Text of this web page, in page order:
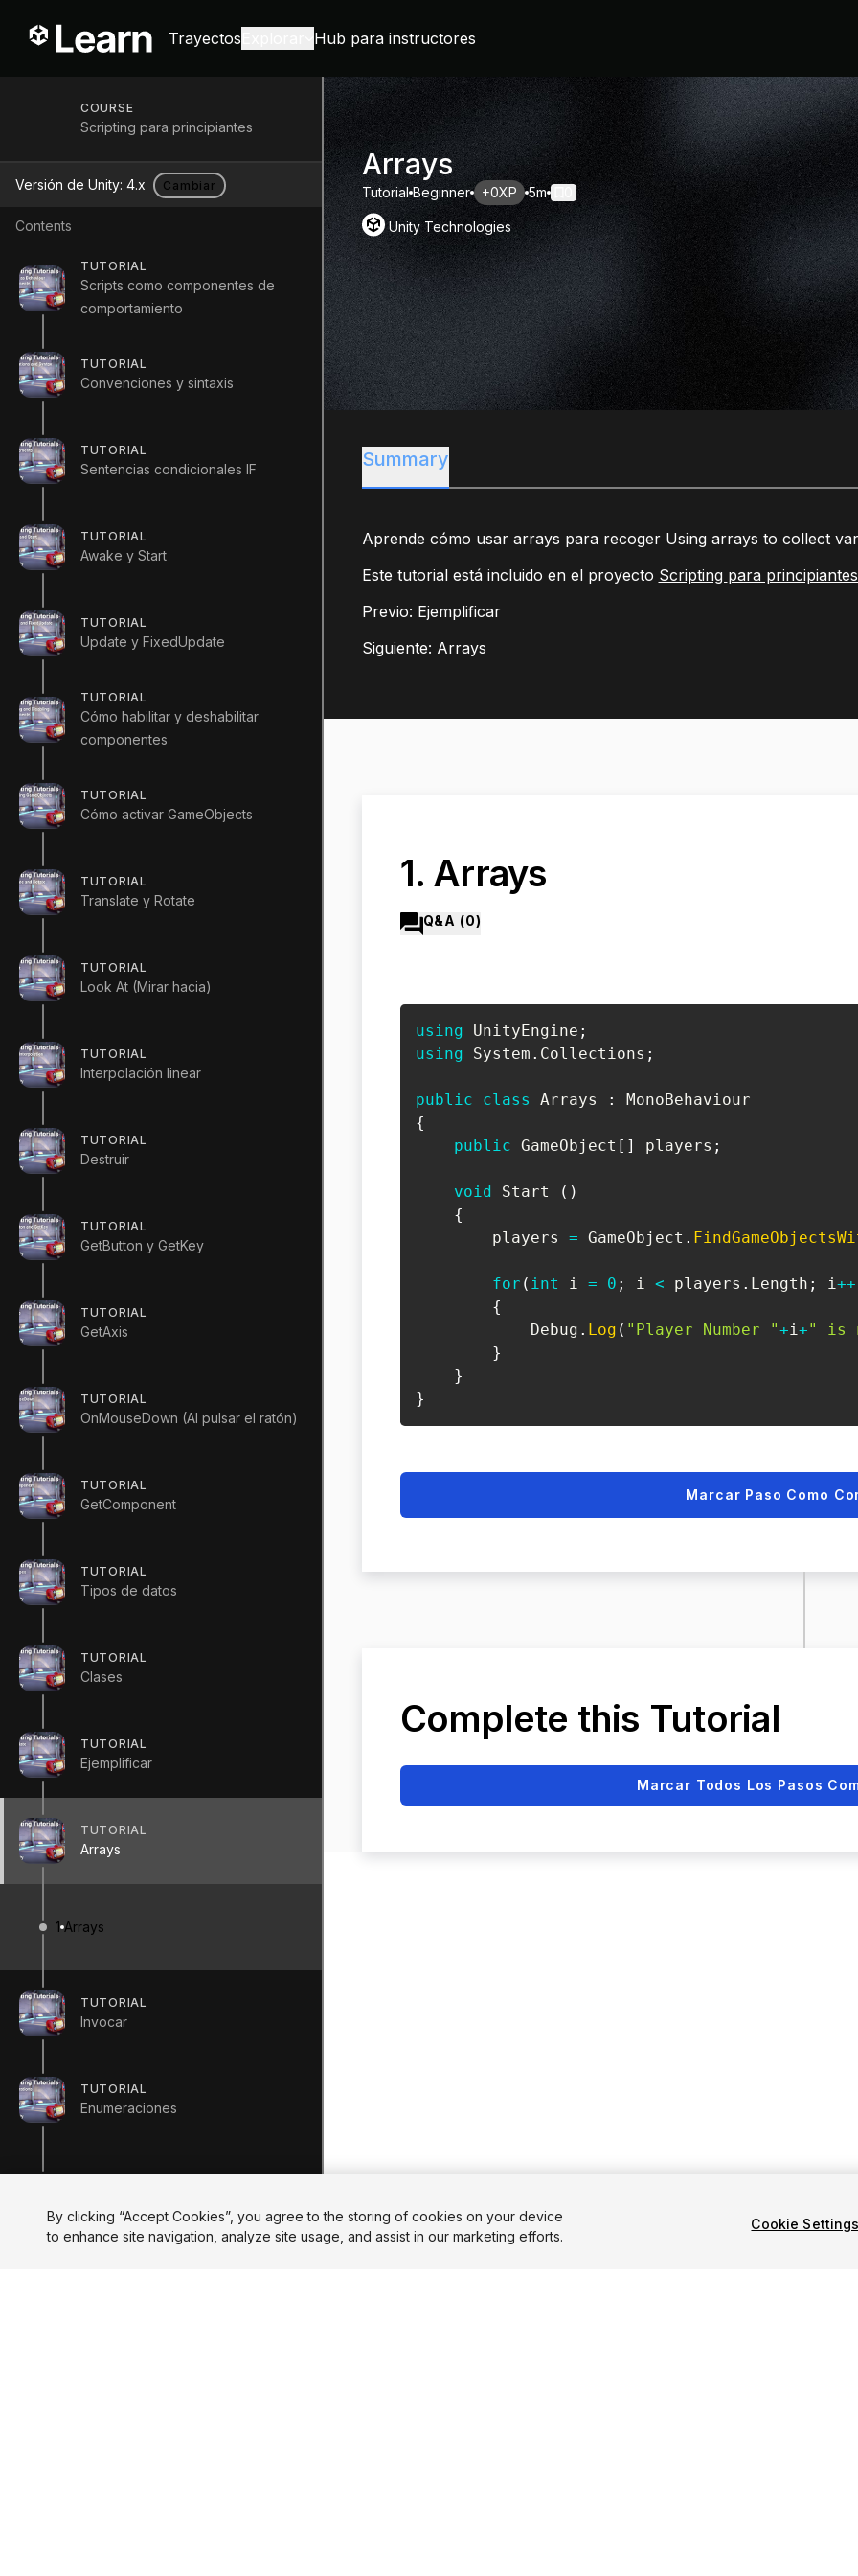
Trayectos Hub para instructores
COURSE
Scripting para principiantes
Versión de Unity: 4.x Cambiar
Contents
TUTORIAL
Scripts como componentes de
comportamiento
TUTORIAL
Convenciones y sintaxis
TUTORIAL
Sentencias condicionales IF
TUTORIAL
Awake y Start
TUTORIAL
Update y FixedUpdate
TUTORIAL
Cómo habilitar y deshabilitar
componentes
TUTORIAL
Cómo activar GameObjects
TUTORIAL
Translate y Rotate
TUTORIAL
Look At (Mirar hacia)
TUTORIAL
Interpolación linear
TUTORIAL
Destruir
TUTORIAL
GetButton y GetKey
TUTORIAL
GetAxis
TUTORIAL
OnMouseDown (Al pulsar el ratón)
TUTORIAL
GetComponent
TUTORIAL
Tipos de datos
TUTORIAL
Clases
TUTORIAL
Ejemplificar
TUTORIAL
Arrays
1 Arrays
TUTORIAL
Invocar
TUTORIAL
Enumeraciones
Arrays
Tutorial Beginner +0XP 5m
Unity Technologies
Summary
Aprende cómo usar arrays para recoger Using arrays to collect
Este tutorial está incluido en el proyecto Scripting para
Previo: Ejemplificar
Siguiente: Arrays
1. Arrays
Q&A (0)
using UnityEngine ;
using
System . Collections ;
public class Arrays :
MonoBehaviour
{
public GameObject [ ] players ;
void Start ( )
{
        players
= GameObject .
for ( int i = 0 ; i < players . Length ; i++
{
            Debug
. Log ( "Player Number "+i+" is
}
}
}
Marcar Paso Como
Complete this Tutorial
Marcar Todos Los Pasos
By clicking “Accept Cookies”, you agree to the storing of cookies on your device
to enhance site navigation, analyze site usage, and assist in our marketing efforts.
Cookie Settings